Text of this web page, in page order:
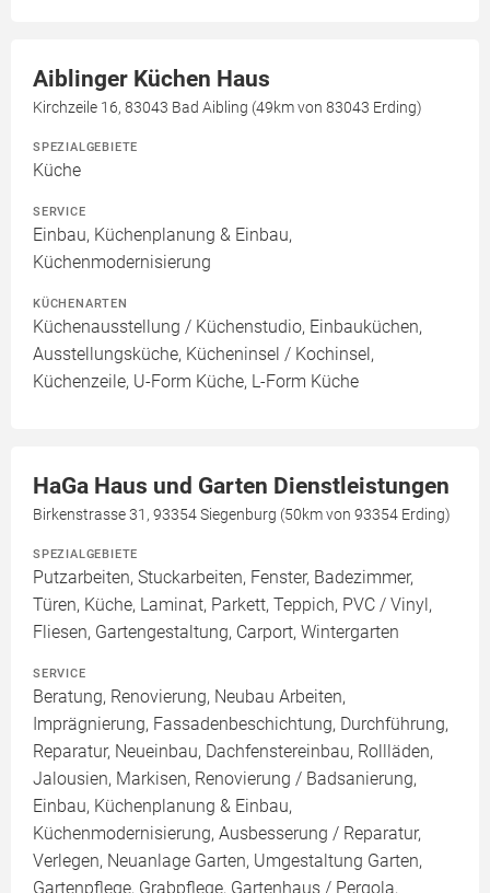
Aiblinger Küchen Haus
Kirchzeile 16, 83043 Bad Aibling (49km von 83043 Erding)
SPEZIALGEBIETE
Küche
SERVICE
Einbau, Küchenplanung & Einbau,
Küchenmodernisierung
KÜCHENARTEN
Küchenausstellung / Küchenstudio, Einbauküchen,
Ausstellungsküche, Kücheninsel / Kochinsel,
Küchenzeile, U-Form Küche, L-Form Küche
HaGa Haus und Garten Dienstleistungen
Birkenstrasse 31, 93354 Siegenburg (50km von 93354 Erding)
SPEZIALGEBIETE
Putzarbeiten, Stuckarbeiten, Fenster, Badezimmer,
Türen, Küche, Laminat, Parkett, Teppich, PVC / Vinyl,
Fliesen, Gartengestaltung, Carport, Wintergarten
SERVICE
Beratung, Renovierung, Neubau Arbeiten,
Imprägnierung, Fassadenbeschichtung, Durchführung,
Reparatur, Neueinbau, Dachfenstereinbau, Rollläden,
Jalousien, Markisen, Renovierung / Badsanierung,
Einbau, Küchenplanung & Einbau,
Küchenmodernisierung, Ausbesserung / Reparatur,
Verlegen, Neuanlage Garten, Umgestaltung Garten,
Gartenpflege, Grabpflege, Gartenhaus / Pergola,